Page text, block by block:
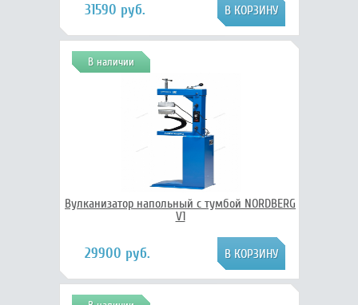
31590 руб.
В наличии
Вулканизатор напольный с тумбой NORDBERG
V1
29900 руб.